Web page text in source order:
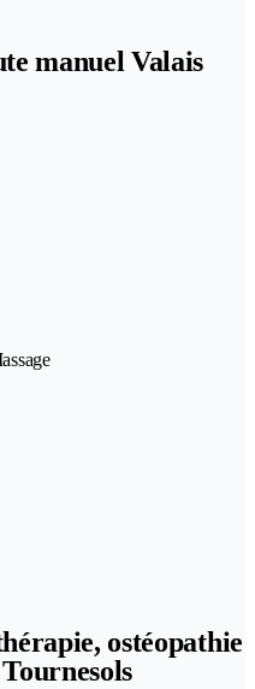
manuel Valais
ostéopathie